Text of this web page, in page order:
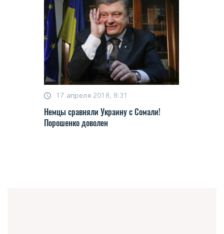
17 апреля 2018, 8:31
Немцы сравняли Украину с Сомали!
Порошенко доволен